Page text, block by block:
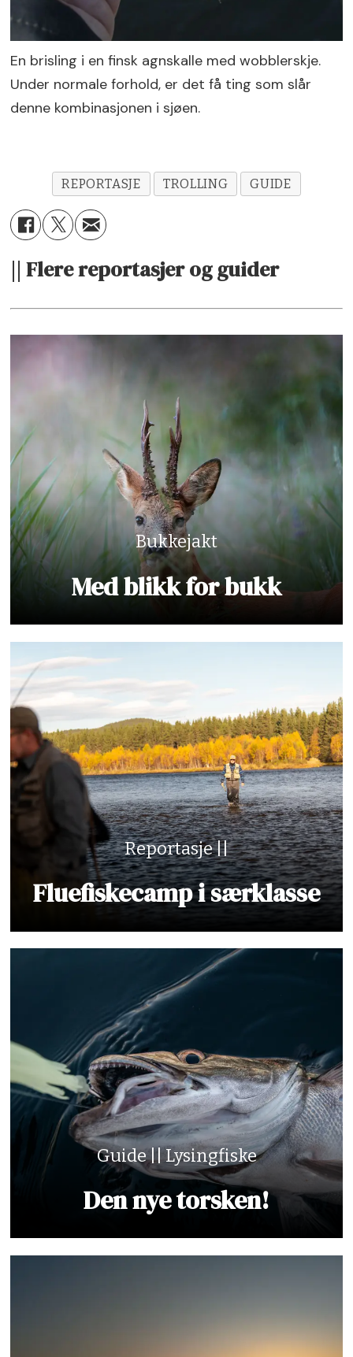
En brisling i en finsk agnskalle med wobblerskje.
Under normale forhold, er det få ting som slår
denne kombinasjonen i sjøen.
REPORTASJE TROLLING GUIDE
|| Flere reportasjer og guider
Bukkejakt
Med blikk for bukk
Reportasje ||
Fluefiskecamp i særklasse
Guide || Lysingfiske
Den nye torsken!